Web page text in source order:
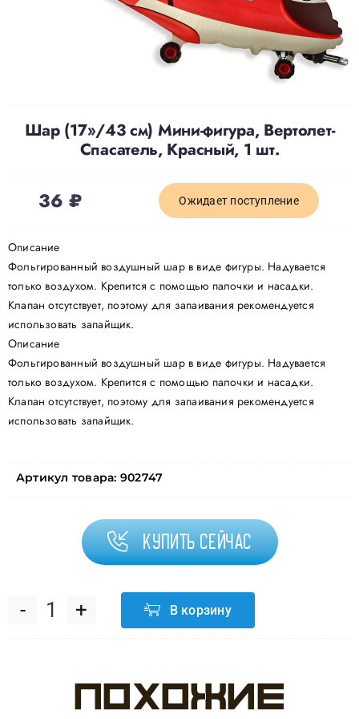
Отзывы
Контакты
Политика конфиденциальности
Шар (17»/43 см) Мини-фигура, Вертолет-
Спасатель, Красный, 1 шт.
36₽ Ожидает поступление
Описание
Фольгированный воздушный шар в виде фигуры. Надувается
только воздухом. Крепится с помощью палочки и насадки.
Клапан отсутствует, поэтому для запаивания рекомендуется
использовать запайщик.
Описание
Фольгированный воздушный шар в виде фигуры. Надувается
только воздухом. Крепится с помощью палочки и насадки.
Клапан отсутствует, поэтому для запаивания рекомендуется
использовать запайщик.
Артикул товара: 902747
Купить сейчас
Количество
Шар
В корзину
Похожие